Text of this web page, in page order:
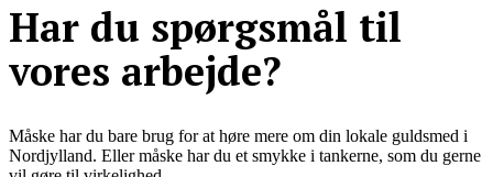
Har du spørgsmål til
vores arbejde?
Måske har du bare brug for at høre mere om din lokale guldsmed i
Nordjylland. Eller måske har du et smykke i tankerne, som du gerne